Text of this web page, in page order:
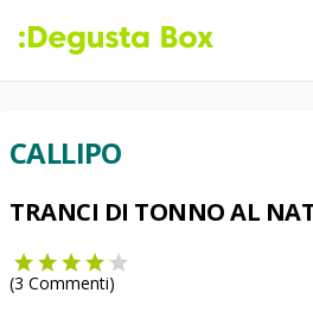
CALLIPO
TRANCI DI TONNO AL
(3 Commenti)